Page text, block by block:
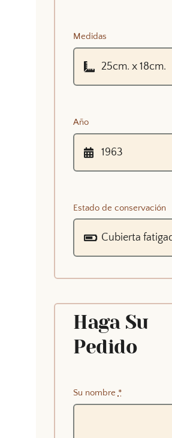
Medidas
Año
Estado de conservación
Haga Su
Pedido
Su nombre *